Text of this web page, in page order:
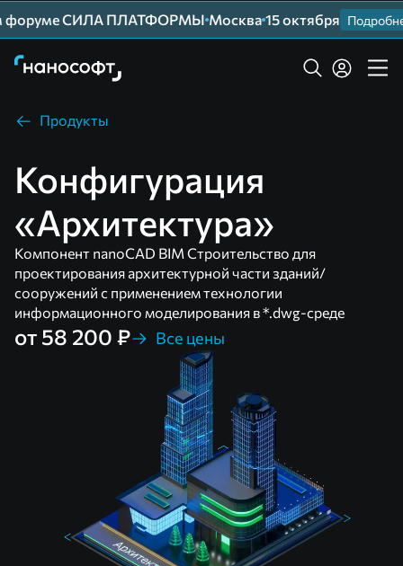
форуме СИЛА ПЛАТФОРМЫ Москва 15 октября Подробнее
Продукты
Конфигурация
«Архитектура»
Компонент nanoCAD BIM Строительство для
проектирования архитектурной части зданий/
сооружений с применением технологии
информационного моделирования в *.dwg-среде
от 58 200 ₽ Все цены